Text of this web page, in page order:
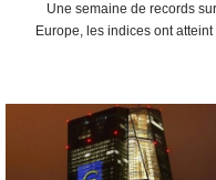
Une semaine de records
Europe, les indices ont